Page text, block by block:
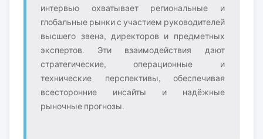
интервью охватывает региональные и
глобальные рынки с участием руководителей
высшего звена, директоров и предметных
экспертов. Эти взаимодействия дают
стратегические, операционные и
технические перспективы, обеспечивая
всесторонние инсайты и надёжные
рыночные прогнозы.